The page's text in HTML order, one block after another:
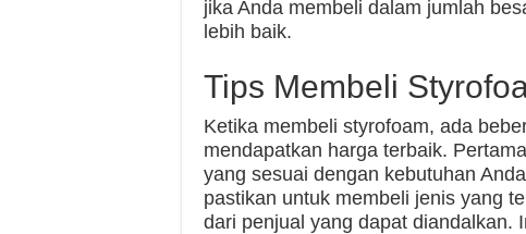
jika Anda membeli dalam jumlah
lebih baik.
Tips Membeli
Ketika membeli styrofoam, ada
mendapatkan harga terbaik.
yang sesuai dengan kebutuhan
pastikan untuk membeli jenis yang
dari penjual yang dapat diandalkan.